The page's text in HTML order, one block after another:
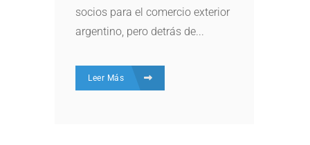
socios para el comercio exterior
argentino, pero detrás de...
Leer Más